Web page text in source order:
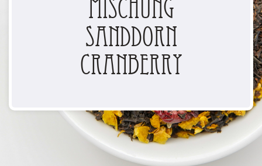
Mischung
Sanddorn
Cranberry